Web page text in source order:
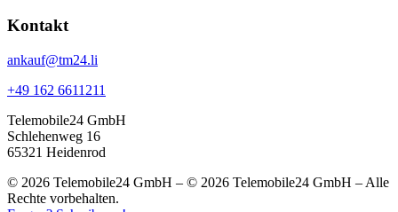
Kontakt
ankauf@tm24.li
+49 162 6611211
Telemobile24 GmbH
Schlehenweg 16
65321 Heidenrod
© 2026 Telemobile24 GmbH – © 2026 Telemobile24 GmbH – Alle
Rechte vorbehalten.